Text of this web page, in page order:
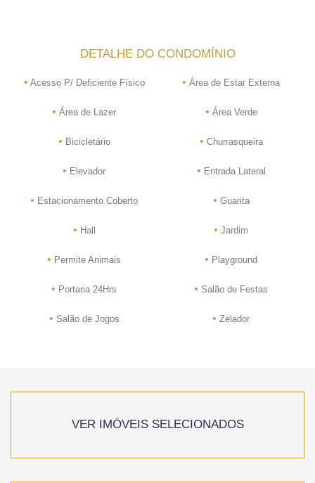
DETALHE DO CONDOMÍNIO
• Acesso P/ Deficiente Físico • Área de Estar Externa
• Área de Lazer • Área Verde
• Bicicletário • Churrasqueira
• Elevador • Entrada Lateral
• Estacionamento Coberto • Guarita
• Hall • Jardim
• Permite Animais • Playground
• Portaria 24Hrs • Salão de Festas
• Salão de Jogos • Zelador
VER IMÓVEIS SELECIONADOS